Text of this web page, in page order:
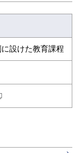
設けた教育課程